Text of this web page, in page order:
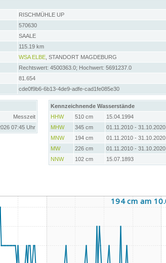
RISCHMÜHLE UP
570630
SAALE
115.19 km
WSA ELBE , STANDORT MAGDEBURG
Rechtswert: 4500363.0; Hochwert: 5691237.0
81.654
cde0f9b6-6b13-4de9-adfe-cad1fe085e30
Messzeit
07:45 Uhr
Kennzeichnende Wasserstände
HHW
510 cm
15.04.1994
MHW
345 cm
01.11.2010 - 31.10.2020
MNW
194 cm
01.11.2010 - 31.10.2020
MW
226 cm
01.11.2010 - 31.10.2020
NNW
102 cm 15.07.1893